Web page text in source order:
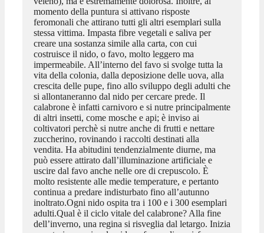
momento della puntura si attivano risposte
feromonali che attirano tutti gli altri esemplari sulla
stessa vittima. Impasta fibre vegetali e saliva per
creare una sostanza simile alla carta, con cui
costruisce il nido, o favo, molto leggero ma
impermeabile. All’interno del favo si svolge tutta la
vita della colonia, dalla deposizione delle uova, alla
crescita delle pupe, fino allo sviluppo degli adulti che
si allontaneranno dal nido per cercare prede. Il
calabrone è infatti carnivoro e si nutre principalmente
di altri insetti, come mosche e api; è inviso ai
coltivatori perchè si nutre anche di frutti e nettare
zuccherino, rovinando i raccolti destinati alla
vendita. Ha abitudini tendenzialmente diurne, ma
può essere attirato dall’illuminazione artificiale e
uscire dal favo anche nelle ore di crepuscolo. È
molto resistente alle medie temperature, e pertanto
continua a predare indisturbato fino all’autunno
inoltrato.Ogni nido ospita tra i 100 e i 300 esemplari
adulti.Qual è il ciclo vitale del calabrone? Alla fine
dell’inverno, una regina si risveglia dal letargo. Inizia